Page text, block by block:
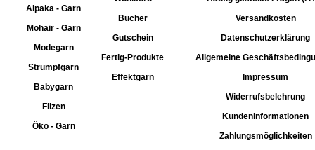
Alpaka - Garn
Mohair - Garn
Modegarn
Strumpfgarn
Babygarn
Filzen
Öko - Garn
Bücher
Gutschein
Fertig-Produkte
Effektgarn
Versandkosten
Datenschutzerklärung
Allgemeine
Impressum
Widerrufsbelehrung
Kundeninformationen
Zahlungsmöglichkeiten